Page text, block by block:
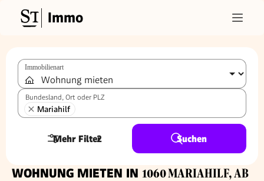
Immo
Immobilienart
Bundesland, Ort oder PLZ
Mariahilf
Mehr Filter
2 Suchen
WOHNUNG MIETEN IN 1060 MARIAHILF, AB